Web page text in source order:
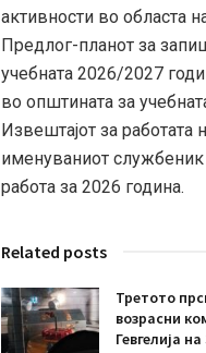
активности во областа
Предлог-планот за
учебната 2026/2027
во општината за
Извештајот за
именуваниот службеник
работа за 2026 година.
Related posts
Третото
возрасни
Гевгелија